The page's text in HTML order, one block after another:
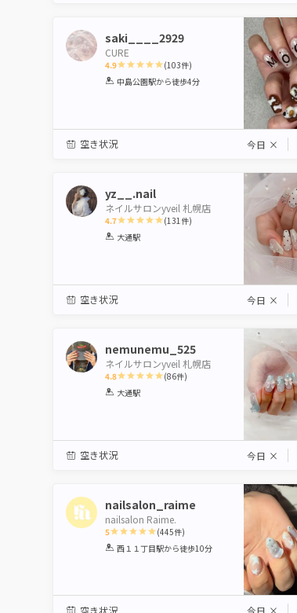
saki____2929
CURE
4.9
1 2 3 4 5
(103件)
中島公園駅から徒歩4分
空き状況 今日 ×
yz__.nail
ネイルサロンyveil 札幌店
4.7
1 2 3
(131 件)
大通駅
空き状況 今日 ×
nemunemu_525
ネイルサロンyveil 札幌店
4.8
1 2 3
(86件)
大通駅
空き状況 今日 ×
nailsalon_raime
nailsalon Raime.
5
1 2 3 4 5
(445件)
西１１丁目駅から徒歩10分
空き状況